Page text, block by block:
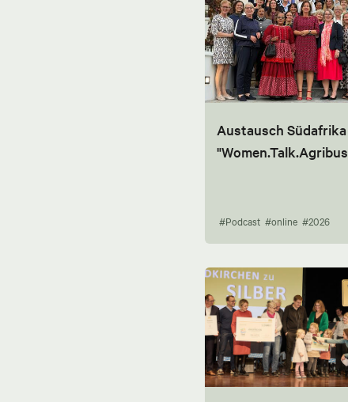
Austausch Südafrika
#Podcast #online #2026